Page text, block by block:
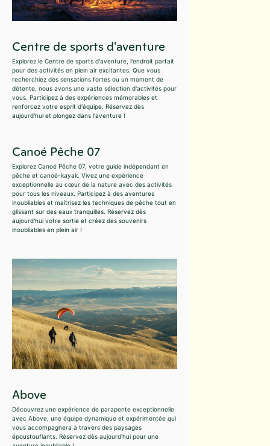
Centre de sports d'aventure
Explorez le Centre de sports d'aventure, l'endroit parfait
pour des activités en plein air excitantes. Que vous
recherchiez des sensations fortes ou un moment de
détente, nous avons une vaste sélection d'activités pour
vous. Participez à des expériences mémorables et
renforcez votre esprit d'équipe. Réservez dès
aujourd'hui et plongez dans l'aventure !
Canoé Pêche 07
Explorez Canoé Pêche 07, votre guide indépendant en
pêche et canoë-kayak. Vivez une expérience
exceptionnelle au cœur de la nature avec des activités
pour tous les niveaux. Participez à des aventures
inoubliables et maîtrisez les techniques de pêche tout en
glissant sur des eaux tranquilles. Réservez dès
aujourd'hui votre sortie et créez des souvenirs
inoubliables en plein air !
Above
Découvrez une expérience de parapente exceptionnelle
avec Above, une équipe dynamique et expérimentée qui
vous accompagnera à travers des paysages
époustouflants. Réservez dès aujourd'hui pour une